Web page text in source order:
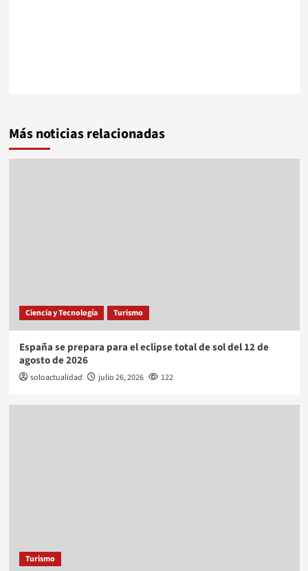
Más noticias relacionadas
Ciencia y Tecnología Turismo
España se prepara para el eclipse total de sol del 12 de
agosto de 2026
soloactualidad julio 26, 2026 122
Turismo